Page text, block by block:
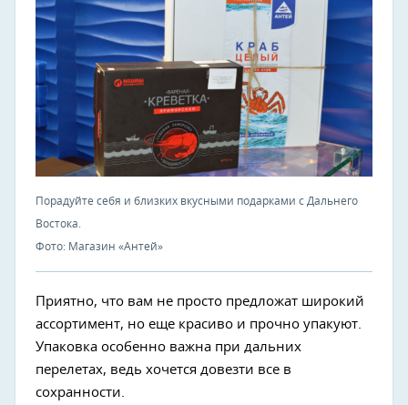
Порадуйте себя и близких вкусными подарками с Дальнего
Востока.
Фото: Магазин «Антей»
Приятно, что вам не просто предложат широкий
ассортимент, но еще красиво и прочно упакуют.
Упаковка особенно важна при дальних
перелетах, ведь хочется довезти все в
сохранности.